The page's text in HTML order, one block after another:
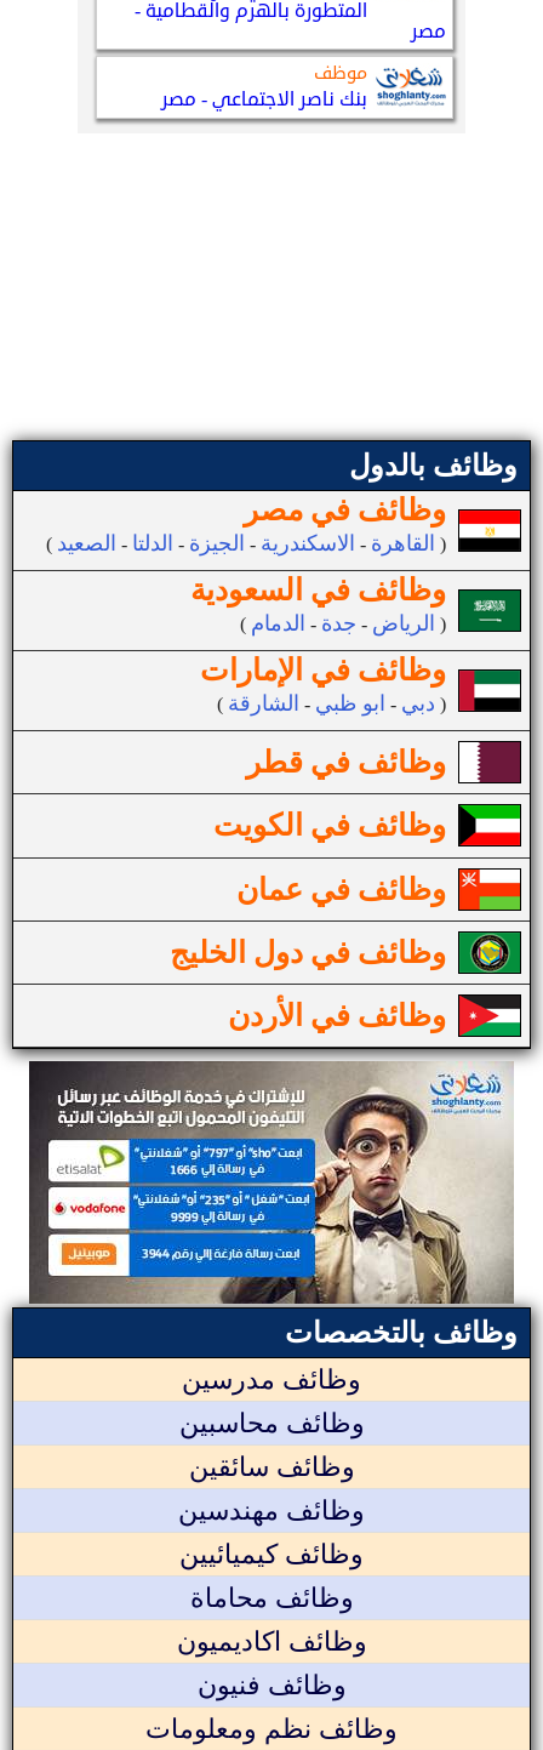
وظائف بالدول
وظائف في مصر
( القاهرة - الاسكندرية - الجيزة - الدلتا - الصعيد )
وظائف في السعودية
( الرياض - جدة - الدمام )
وظائف في الإمارات
( دبي - ابو ظبي - الشارقة )
وظائف في قطر
وظائف في الكويت
وظائف في عمان
وظائف في دول الخليج
وظائف في الأردن
وظائف بالتخصصات
وظائف مدرسين
وظائف محاسبين
وظائف سائقين
وظائف مهندسين
وظائف كيميائيين
وظائف محاماة
وظائف اكاديميون
وظائف فنيون
وظائف نظم ومعلومات